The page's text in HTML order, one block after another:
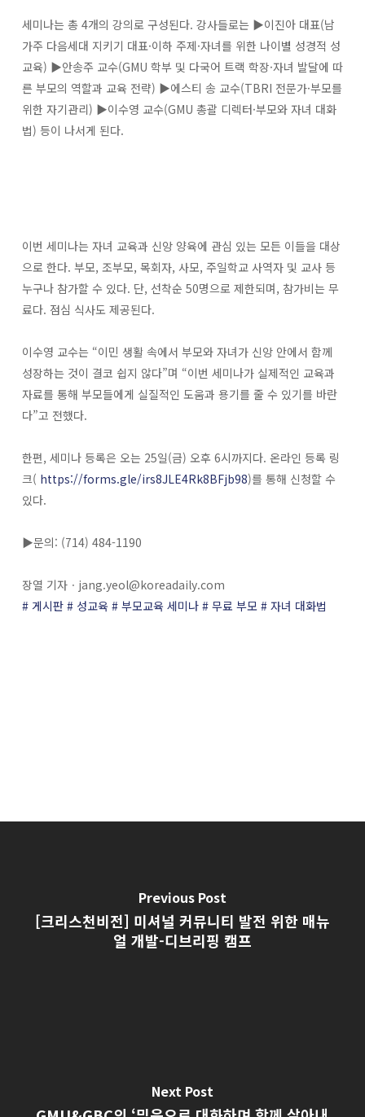
세미나는 총 4개의 강의로 구성된다. 강사들로는 ▶이진아 대표(남
가주 다음세대 지키기 대표·이하 주제·자녀를 위한 나이별 성경적 성
교육) ▶안송주 교수(GMU 학부 및 다국어 트랙 학장·자녀 발달에 따
른 부모의 역할과 교육 전략) ▶에스티 송 교수(TBRI 전문가·부모를
위한 자기관리) ▶이수영 교수(GMU 총괄 디렉터·부모와 자녀 대화
법) 등이 나서게 된다.
이번 세미나는 자녀 교육과 신앙 양육에 관심 있는 모든 이들을 대상
으로 한다. 부모, 조부모, 목회자, 사모, 주일학교 사역자 및 교사 등
누구나 참가할 수 있다. 단, 선착순 50명으로 제한되며, 참가비는 무
료다. 점심 식사도 제공된다.
이수영 교수는 “이민 생활 속에서 부모와 자녀가 신앙 안에서 함께
성장하는 것이 결코 쉽지 않다”며 “이번 세미나가 실제적인 교육과
자료를 통해 부모들에게 실질적인 도움과 용기를 줄 수 있기를 바란
다”고 전했다.
한편, 세미나 등록은 오는 25일(금) 오후 6시까지다. 온라인 등록 링
크( https://forms.gle/irs8JLE4Rk8BFjb98)를 통해 신청할 수
있다.
▶문의: (714) 484-1190
장열 기자ㆍ jang.yeol@koreadaily.com
# 게시판 # 성교육 # 부모교육 세미나 # 무료 부모 # 자녀 대화법
Previous Post
[크리스천비전] 미셔널 커뮤니티 발전 위한 매뉴
얼 개발-디브리핑 캠프
Next Post